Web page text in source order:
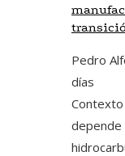
Pedro
días
depende